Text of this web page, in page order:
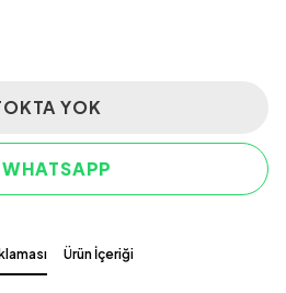
YOK
WHATSAPP
Ürün İçeriği